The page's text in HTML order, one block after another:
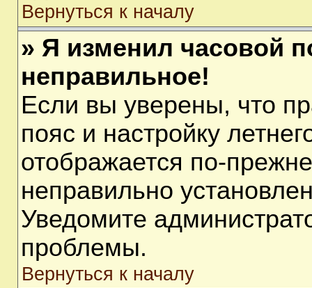
Вернуться к началу
» Я изменил часовой
неправильное!
Если вы уверены, что
пояс и настройку
отображается по-
неправильно
Уведомите
проблемы.
Вернуться к началу